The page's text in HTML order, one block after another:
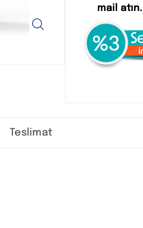
mail atın.
Teslimat